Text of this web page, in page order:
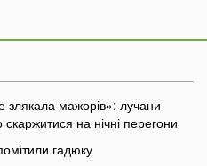
злякала мажорів»: лучани
на нічні перегони
гадюку